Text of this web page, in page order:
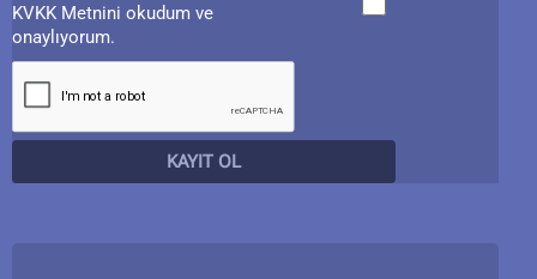
KVKK Metnini okudum ve
onaylıyorum.